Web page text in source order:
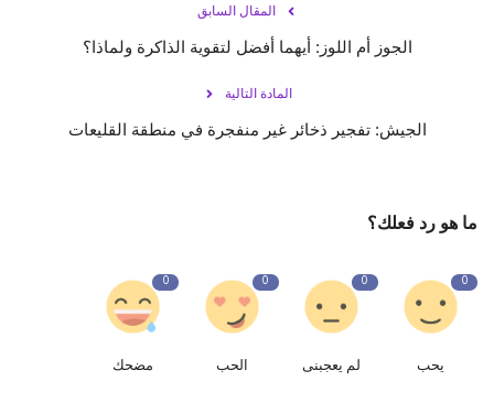
المقال السابق
الجوز أم اللوز: أيهما أفضل لتقوية الذاكرة ولماذا؟
المادة التالية
الجيش: تفجير ذخائر غير منفجرة في منطقة القليعات
ما هو رد فعلك؟
0
يحب
0
لم يعجبنى
0
الحب
0
مضحك